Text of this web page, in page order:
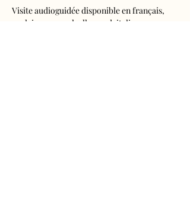
Visite audioguidée disponible en français,
anglais, espagnol, allemand, italien,